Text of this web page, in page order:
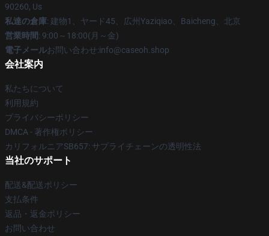
90260, Us
私達の倉庫: 建物1、ヤード45、広州Yaziqiao、Baicheng、北京
営業時間: 9:00～18:00(月～金)
電子メールお問い合わせ:info@caseoh.shop
会社案内
私たちについて
利用規約
プライバシーポリシー
DMCA - 著作権ポリシー
カリフォルニアSB657: サプライチェーンの透明性法
当社のサポート
配送&配送ポリシー
支払条件
返品・返金ポリシー
お問い合わせ